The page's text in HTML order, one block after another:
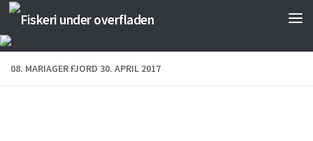
Skip to content
08. MARIAGER FJORD 30. APRIL 2017